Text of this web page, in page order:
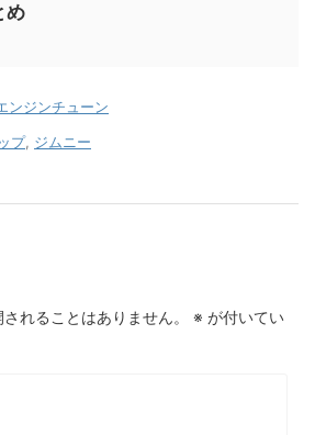
め
ンジンチューン
プ, ジムニー
れることはありません。 ※ が付いてい